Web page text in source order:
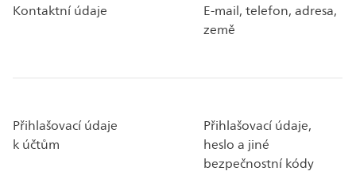
Kontaktní údaje
E-mail, telefon, adresa,
země
Přihlašovací údaje
k účtům
Přihlašovací údaje,
heslo a jiné
bezpečnostní kódy